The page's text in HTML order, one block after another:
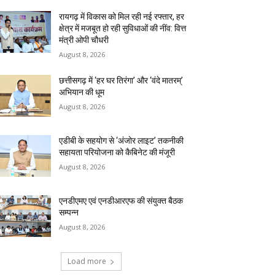
रायगढ़ में विकास को मिल रही नई रफ्तार, हर
क्षेत्र में मजबूत हो रही सुविधाओं की नींव: वित्त
मंत्री ओपी चौधरी
August 8, 2026
छत्तीसगढ़ में ‘हर घर तिरंगा’ और ‘वंदे मातरम्’
अभियान की धूम
August 8, 2026
एडीबी के सहयोग से ‘अंजोर लाइट’ तकनीकी
सहायता परियोजना को कैबिनेट की मंजूरी
August 8, 2026
एनडीएमए एवं एनडीआरएफ की संयुक्त बैठक
सम्पन्न
August 8, 2026
Load more